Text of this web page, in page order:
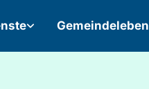
Gemeindeleben